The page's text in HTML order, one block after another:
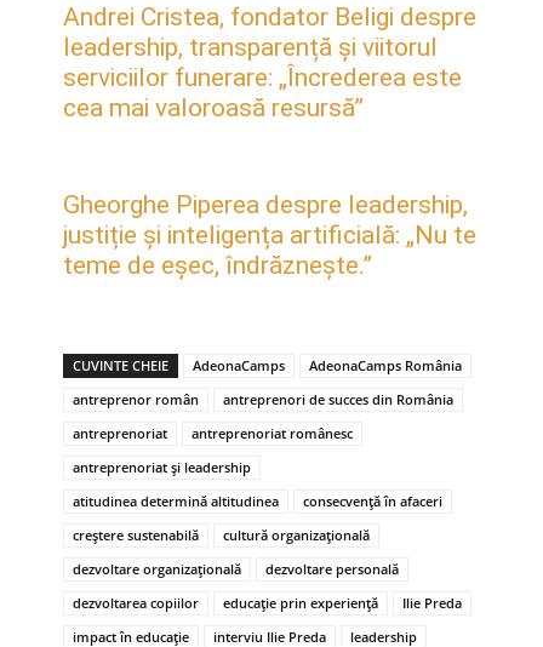
Andrei Cristea, fondator Beligi despre
leadership, transparență și viitorul
serviciilor funerare: „Încrederea este
cea mai valoroasă resursă”
Gheorghe Piperea despre leadership,
justiție și inteligența artificială: „Nu te
teme de eșec, îndrăznește.”
CUVINTE CHEIE AdeonaCamps
AdeonaCamps România
antreprenor român
antreprenori de succes din România
antreprenoriat
antreprenoriat românesc
antreprenoriat și leadership
atitudinea determină altitudinea
consecvență în afaceri
creștere sustenabilă
cultură organizațională
dezvoltare organizațională
dezvoltare personală
dezvoltarea copiilor
educație prin experiență
Ilie Preda
impact în educație
interviu Ilie Preda
leadership